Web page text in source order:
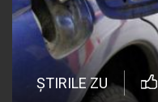
ȘTIRILE ZU